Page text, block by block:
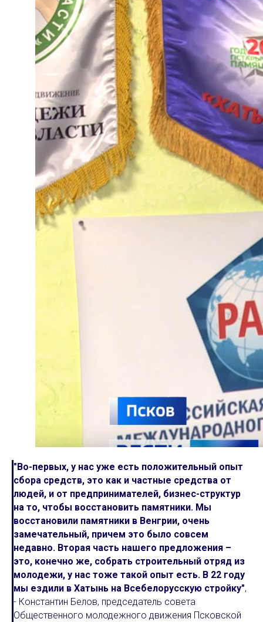
"Во-первых, у нас уже есть положительный опыт
сбора средств, это как и частные средства от
людей, и от предпринимателей, бизнес-структур
на то, чтобы восстановить памятники. Мы
восстановили памятники в Венгрии, очень
замечательный, причем это было совсем
недавно. Вторая часть нашего предложения –
это, конечно же, собрать строительный отряд из
молодежи, у нас тоже такой опыт есть. В 22 году
мы ездили в Хатынь на Всебелорусскую стройку",
- Константин Белов, председатель совета
Общественного молодежного движения Псковской